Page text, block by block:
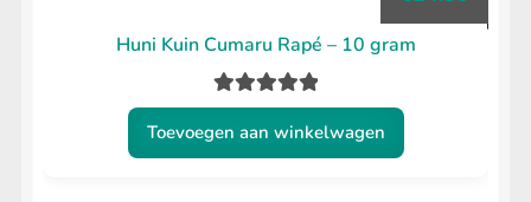
Huni Kuin Cumaru Rapé – 10 gram
Gewaardeerd
5.00uit 5
Toevoegen aan winkelwagen